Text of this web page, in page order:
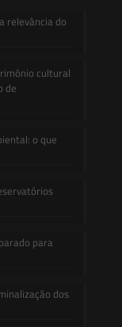
relevância do
cultural
de
o que
para
dos